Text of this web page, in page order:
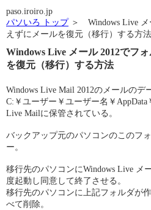
paso.iroiro.jp
パソいろ トップ＞ Windows Live メ
えずにメールを復元（移行）する方法
Windows Live メール 2012でフ
を復元（移行）する方法
Windows Live Mail 2012のメールのデ
C:￥ユーザー￥ユーザー名￥AppData
Live Mailに保管されている。
バックアップ元のパソコンのこのフ
ー。
移行先のパソコンにWindows Live メ
度起動し同意して終了させる。
移行先のパソコンに上記フォルダが
べて削除。